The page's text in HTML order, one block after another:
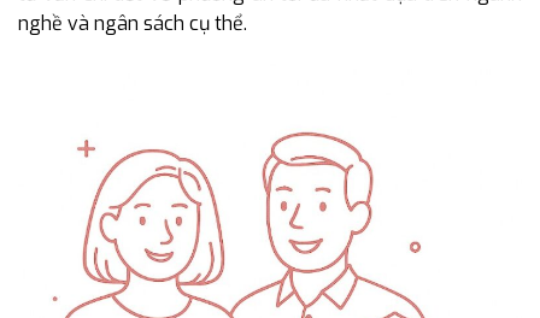
nghề và ngân sách cụ thể.